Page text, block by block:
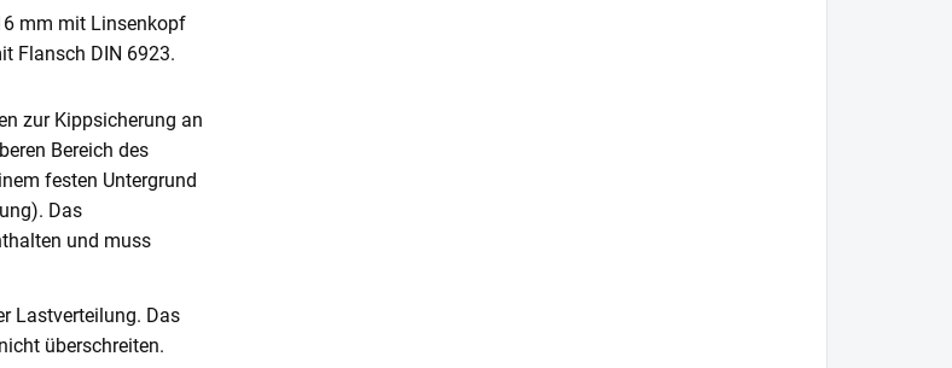
mm mit Linsenkopf
Flansch DIN 6923.
zur Kippsicherung an
Bereich des
festen Untergrund
Das
und muss
Lastverteilung. Das
überschreiten.